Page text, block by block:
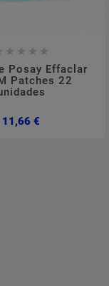
   
Posay Effaclar
Patches 22
11,66 €